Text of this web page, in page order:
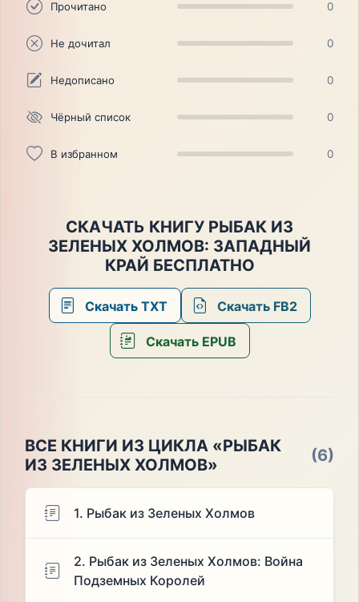
Прочитано 0
Не дочитал 0
Недописано 0
Чёрный список 0
В избранном 0
СКАЧАТЬ КНИГУ РЫБАК ИЗ
ЗЕЛЕНЫХ ХОЛМОВ: ЗАПАДНЫЙ
КРАЙ БЕСПЛАТНО
Скачать TXT Скачать FB2
Скачать EPUB
ВСЕ КНИГИ ИЗ ЦИКЛА «РЫБАК
ИЗ ЗЕЛЕНЫХ ХОЛМОВ»
(6)
1. Рыбак из Зеленых Холмов
2. Рыбак из Зеленых Холмов: Война
Подземных Королей